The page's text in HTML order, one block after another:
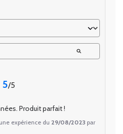
5/5
Produit parfait !
expérience du 29/08/2023 par